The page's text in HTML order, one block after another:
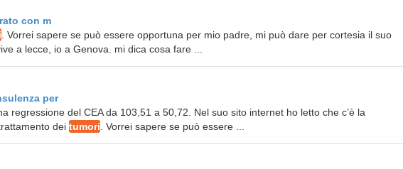
con m
. Vorrei sapere se può essere opportuna per mio padre, mi può dare per cortesia il suo
a lecce, io a Genova. mi dica cosa fare ...
per
regressione del CEA da 103,51 a 50,72. Nel suo sito internet ho letto che c’è la
dei tumori . Vorrei sapere se può essere ...